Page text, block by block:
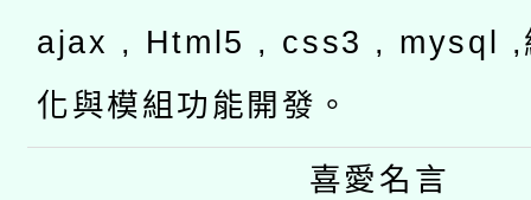
ajax , Html5 , css3 , mysql ,
化與模組功能開發。
喜愛名言